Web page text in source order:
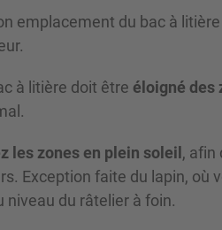
emplacement du bac à
à litière doit être éloigné des
les zones en plein soleil, afin
Exception faite du lapin, où
niveau du râtelier à foin.